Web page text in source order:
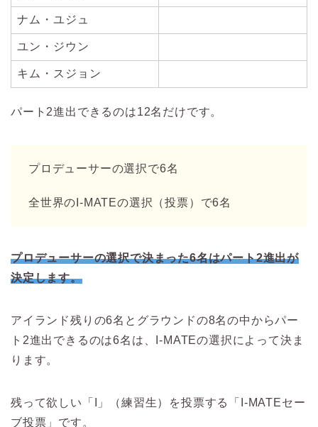
ナム・ユジュ
ユン・ジウン
キム・スジョン
パート2進出できるのは12名だけです。
プロデューサーの選択で6名
全世界のI-MATEの選択（投票）で6名
プロデューサーの選択で決まった6名はパート2進出が
決定します。
アイランド残りの6名とグラウンドの8名の中からパー
ト2進出できるのは6名は、
I-MATEの選択によって決ま
ります。
残って欲しい「I」（練習生）を投票する「I-MATEセー
ブ投票」です。